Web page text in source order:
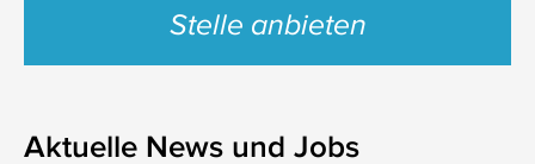
Stelle anbieten
Aktuelle News und Jobs